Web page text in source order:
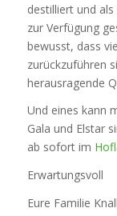
destilliert und
zur Verfügung
bewusst, dass
zurückzuführen
herausragende
Und eines kann
Gala und Elstar
ab sofort im
Erwartungsvoll
Eure Familie